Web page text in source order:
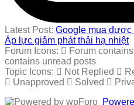
Latest Post: Google mua được
Áp lực giảm phát thải hạ nhiệt
Forum Icons:
Forum
contains unread posts
Topic Icons:
Not Replied
Unapproved
Solved